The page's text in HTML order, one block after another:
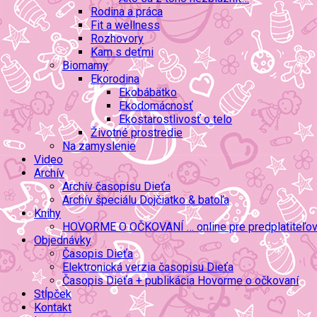
Rodina a práca
Fit a wellness
Rozhovory
Kam s deťmi
Biomamy
Ekorodina
Ekobábätko
Ekodomácnosť
Ekostarostlivosť o telo
Životné prostredie
Na zamyslenie
Video
Archív
Archív časopisu Dieťa
Archív špeciálu Dojčiatko & batoľa
Knihy
HOVORME O OČKOVANÍ … online pre predplatiteľov
Objednávky
Časopis Dieťa
Elektronická verzia časopisu Dieťa
Časopis Dieťa + publikácia Hovorme o očkovaní
Stĺpček
Kontakt